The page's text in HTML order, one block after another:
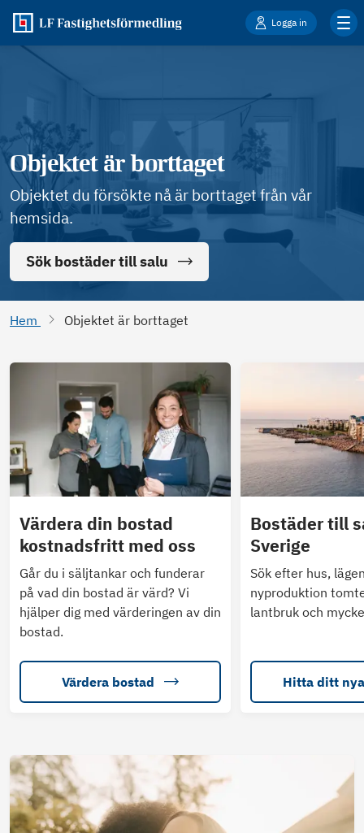
Logga in
Objektet är borttaget
Objektet du försökte nå är borttaget från vår
hemsida.
Sök bostäder till salu
Hem Objektet är borttaget
Värdera din bostad
kostnadsfritt med oss
Går du i säljtankar och funderar
på vad din bostad är värd? Vi
hjälper dig med värderingen av din
bostad.
Värdera bostad
Bostäder till
Sverige
Sök efter hus,
nyproduktion
lantbruk och
Hitta ditt